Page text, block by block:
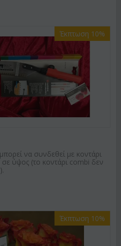
Έκπτωση 10%
να συνδεθεί με κοντάρι
ύψος (το κοντάρι combi δεν
Έκπτωση 10%